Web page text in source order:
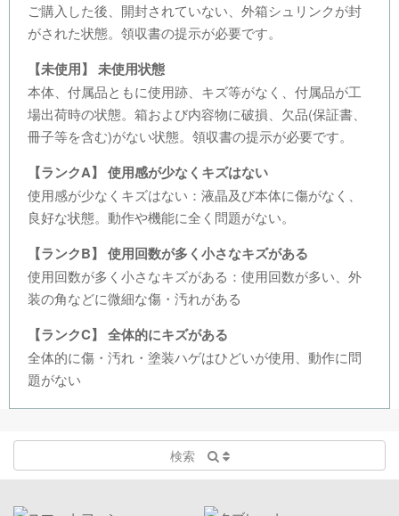
ご購入した後、開封されていない、外箱シュリンクが封
がされた状態。領収書の提示が必要です。
【未使用】 未使用状態
本体、付属品ともに使用跡、キズ等がなく、付属品が工
場出荷時の状態。箱および内容物に破損、欠品(保証書、
冊子等を含む)がない状態。領収書の提示が必要です。
【ランクA】 使用感が少なくキズはない
使用感が少なくキズはない：液晶及び本体に傷がなく、
良好な状態。動作や機能に全く問題がない。
【ランクB】 使用回数が多く小さなキズがある
使用回数が多く小さなキズがある：使用回数が多い、外
装の角などに微細な傷・汚れがある
【ランクC】 全体的にキズがある
全体的に傷・汚れ・塗装ハゲはひどいが使用、動作に問
題がない
検索